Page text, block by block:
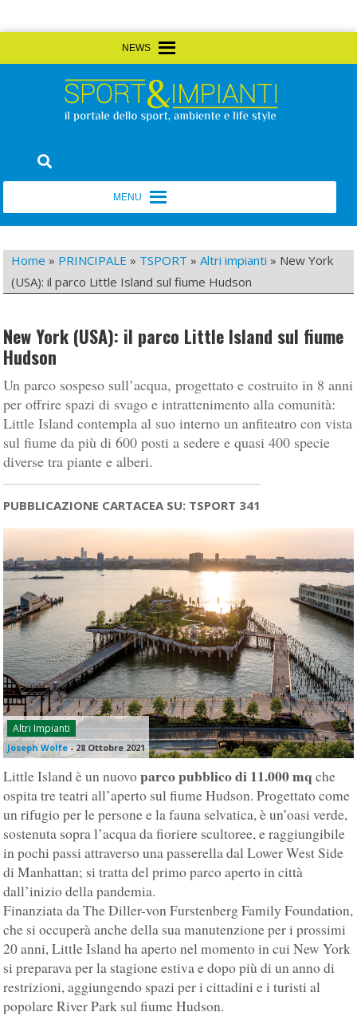
to
Sport&Impianti
Home » PRINCIPALE » TSPORT »Altri impianti » New York
(USA): il parco Little Island sul fiume Hudson
New York (USA): il parco Little Island sul fiume
Hudson
Un parco sospeso sull’acqua, progettato e costruito in 8 anni
per offrire spazi di svago e intrattenimento alla comunità:
Little Island contempla al suo interno un anfiteatro con vista
sul fiume da più di 600 posti a sedere e quasi 400 specie
diverse tra piante e alberi.
PUBBLICAZIONE CARTACEA SU: TSPORT 341
Altri Impianti
Joseph Wolfe-28 Ottobre 2021
Little Island è un nuovoparco pubblico di 11.000 mq che
ospita tre teatri all’aperto sul fiume Hudson. Progettato come
un rifugio per le persone e la fauna selvatica, è un’oasi verde,
sostenuta sopra l’acqua da fioriere scultoree, e raggiungibile
in pochi passi attraverso una passerella dal Lower West Side
di Manhattan; si tratta del primo parco aperto in città
dall’inizio della pandemia.
Finanziata da The Diller-von Furstenberg Family Foundation,
che si occuperà anche della sua manutenzione per i prossimi
20 anni, Little Island ha aperto nel momento in cui New York
si preparava per la stagione estiva e dopo più di un anno di
restrizioni, aggiungendo spazi per i cittadini e i turisti al
popolare River Park sul fiume Hudson.